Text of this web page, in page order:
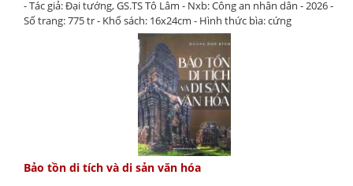
- Tác giả: Đại tướng, GS.TS Tô Lâm - Nxb: Công an nhân dân - 2026 -
Số trang: 775 tr - Khổ sách: 16x24cm - Hình thức bìa: cứng
Bảo tồn di tích và di sản văn hóa